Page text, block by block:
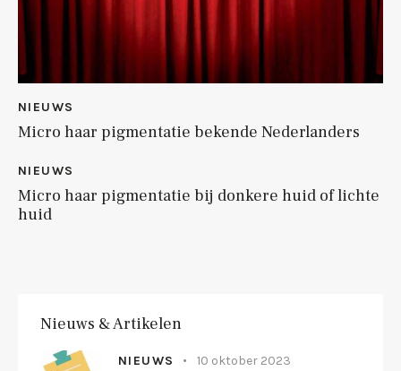
NIEUWS
Micro haar pigmentatie bekende Nederlanders
NIEUWS
Micro haar pigmentatie bij donkere huid of lichte
huid
Nieuws & Artikelen
NIEUWS 10 oktober 2023